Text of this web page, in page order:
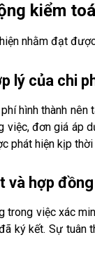
kiểm
nhằm đạt
lý của chi
hình thành
đơn giá áp
phát hiện kịp
và hợp đồng
việc xác
ký kết. Sự